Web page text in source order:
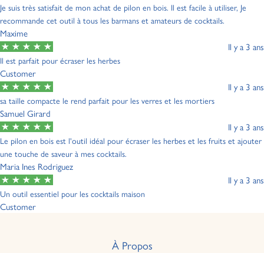
Je suis très satisfait de mon achat de pilon en bois. Il est facile à utiliser, Je
recommande cet outil à tous les barmans et amateurs de cocktails.
Maxime
Il y a 3 ans
Il est parfait pour écraser les herbes
Customer
Il y a 3 ans
sa taille compacte le rend parfait pour les verres et les mortiers
Samuel Girard
Il y a 3 ans
Le pilon en bois est l'outil idéal pour écraser les herbes et les fruits et ajouter
une touche de saveur à mes cocktails.
Maria Ines Rodriguez
Il y a 3 ans
Un outil essentiel pour les cocktails maison
Customer
À Propos